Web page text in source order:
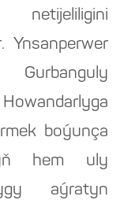
netijeliligini
Ynsanperwer
Gurbanguly
boýunça
hem uly
aýratyn